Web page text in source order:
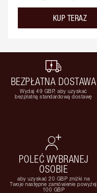
KUP TERAZ
BEZPŁATNA DOSTAWA
Wydaj 49 GBP, aby uzyskać
bezpłatną standardową dostawę
POLEĆ WYBRANEJ
OSOBIE
aby uzyskać 20 GBP zniżki na
Twoje następne zamówienie powyżej
100 GBP